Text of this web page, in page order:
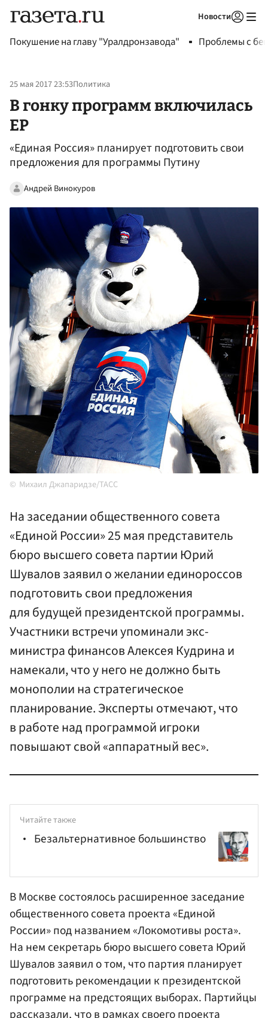
Новости
Покушение на главу "Уралдронзавода" Проблемы с
25 мая 2017 23:53Политика
В гонку программ включилась
ЕР
«Единая Россия» планирует подготовить свои
предложения для программы Путину
Андрей Винокуров
Михаил Джапаридзе/ТАСС
На заседании общественного совета
«Единой России» 25 мая представитель
бюро высшего совета партии Юрий
Шувалов заявил о желании единороссов
подготовить свои предложения
для будущей президентской программы.
Участники встречи упоминали экс-
министра финансов Алексея Кудрина и
намекали, что у него не должно быть
монополии на стратегическое
планирование. Эксперты отмечают, что
в работе над программой игроки
повышают свой «аппаратный вес».
Читайте также
Безальтернативное большинство
В Москве состоялось расширенное заседание
общественного совета проекта «Единой
России» под названием «Локомотивы роста».
На нем секретарь бюро высшего совета Юрий
Шувалов заявил о том, что партия планирует
подготовить рекомендации к президентской
программе на предстоящих выборах. Партийцы
рассказали, что в рамках своего проекта